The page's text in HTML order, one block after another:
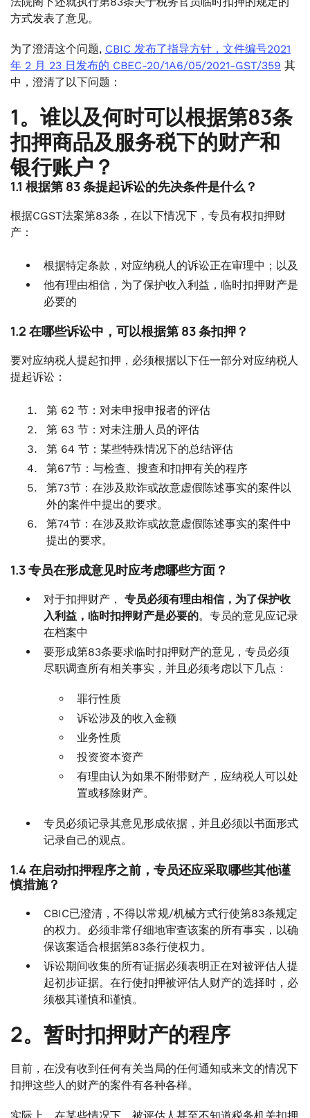
方式发表了意见。
为了澄清这个问题, CBIC 发布了指导方针，文件编号2021
年 2 月 23 日发布的 CBEC-20/1A6/05/2021-GST/359 其
中，澄清了以下问题：
1。谁以及何时可以根据第83条
扣押商品及服务税下的财产和
银行账户？
1.1 根据第 83 条提起诉讼的先决条件是什么？
根据CGST法案第83条，在以下情况下，专员有权扣押财
产：
根据特定条款，对应纳税人的诉讼正在审理中；以及
他有理由相信，为了保护收入利益，临时扣押财产是
必要的
1.2 在哪些诉讼中，可以根据第 83 条扣押？
要对应纳税人提起扣押，必须根据以下任一部分对应纳税人
提起诉讼：
第 62 节：对未申报申报者的评估
第 63 节：对未注册人员的评估
第 64 节：某些特殊情况下的总结评估
第67节：与检查、搜查和扣押有关的程序
第73节：在涉及欺诈或故意虚假陈述事实的案件以
外的案件中提出的要求。
第74节：在涉及欺诈或故意虚假陈述事实的案件中
提出的要求。
1.3 专员在形成意见时应考虑哪些方面？
对于扣押财产， 专员必须有理由相信，为了保护收
入利益，临时扣押财产是必要的。专员的意见应记录
在档案中
要形成第83条要求临时扣押财产的意见，专员必须
尽职调查所有相关事实，并且必须考虑以下几点：
罪行性质
诉讼涉及的收入金额
业务性质
投资资本资产
有理由认为如果不附带财产，应纳税人可以处
置或移除财产。
专员必须记录其意见形成依据，并且必须以书面形式
记录自己的观点。
1.4 在启动扣押程序之前，专员还应采取哪些其他谨
慎措施？
CBIC已澄清，不得以常规/机械方式行使第83条规定
的权力。必须非常仔细地审查该案的所有事实，以确
保该案适合根据第83条行使权力。
诉讼期间收集的所有证据必须表明正在对被评估人提
起初步证据。在行使扣押被评估人财产的选择时，必
须极其谨慎和谨慎。
2。暂时扣押财产的程序
目前，在没有收到任何有关当局的任何通知或来文的情况下
扣押这些人的财产的案件有各种各样。